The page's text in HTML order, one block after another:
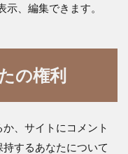
、編集できます。
の権利
、サイトにコメント
するあなたについて